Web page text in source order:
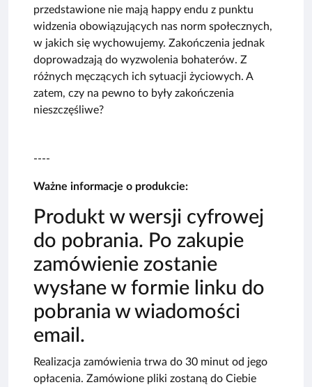
przedstawione nie mają happy endu z punktu
widzenia obowiązujących nas norm społecznych,
w jakich się wychowujemy. Zakończenia jednak
doprowadzają do wyzwolenia bohaterów. Z
różnych męczących ich sytuacji życiowych. A
zatem, czy na pewno to były zakończenia
nieszczęśliwe?
----
Ważne informacje o produkcie:
Produkt w wersji cyfrowej
do pobrania. Po zakupie
zamówienie zostanie
wysłane w formie linku do
pobrania w wiadomości
email.
Realizacja zamówienia trwa do 30 minut od jego
opłacenia. Zamówione pliki zostaną do Ciebie